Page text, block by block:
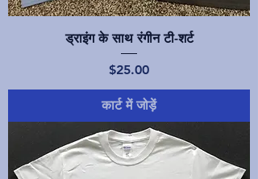
ड्राइंग के साथ रंगीन टी-शर्ट
मूल्य
$25.00
कार्ट में जोड़ें